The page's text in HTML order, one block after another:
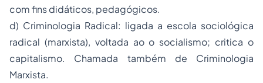
com fins didáticos, pedagógicos.
d) Criminologia Radical: ligada a escola sociológica
radical (marxista), voltada ao o socialismo; critica o
capitalismo. Chamada também de Criminologia
Marxista.